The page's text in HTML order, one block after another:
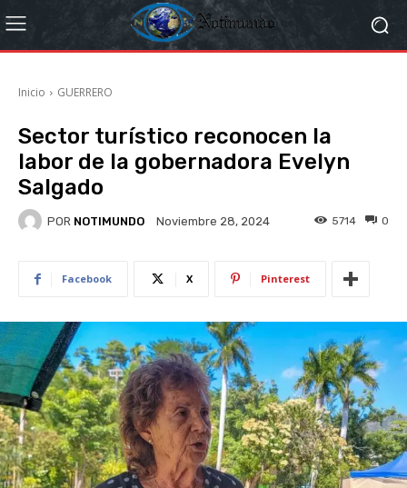
Inicio GUERRERO
Sector turístico reconocen la
labor de la gobernadora Evelyn
Salgado
POR NOTIMUNDO Noviembre 28, 2024 0
5714
Facebook X Pinterest